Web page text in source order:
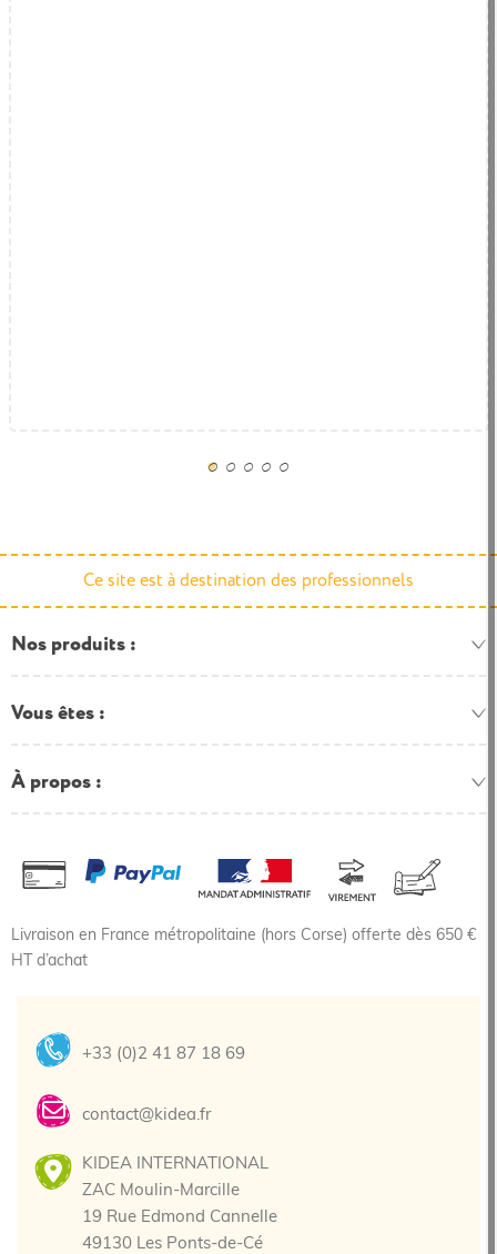
Ce site est à destination des professionnels
Nos produits
Vous êtes
À propos
Livraison en France métropolitaine (hors Corse) offerte dès 650 €
HT d’achat
+33 (0)2 41 87 18 69
contact@kidea.fr
KIDEA INTERNATIONAL
ZAC Moulin-Marcille
19 Rue Edmond Cannelle
49130 Les Ponts-de-Cé